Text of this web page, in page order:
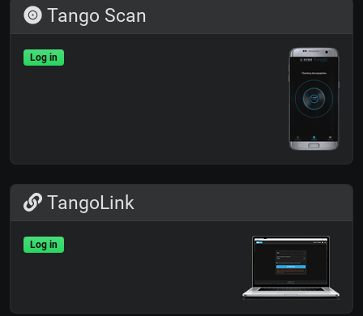
Tango Scan
Log in
TangoLink
Log in